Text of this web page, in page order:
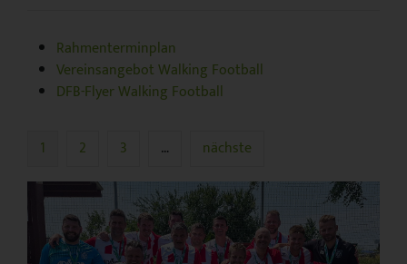
Rahmenterminplan
Vereinsangebot Walking Football
DFB-Flyer Walking Football
1 2 3 … nächste